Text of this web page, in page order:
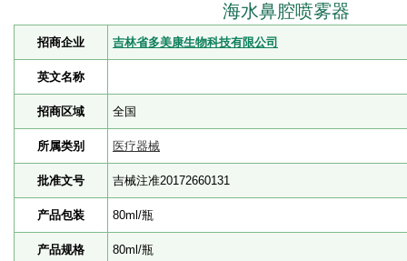
海水鼻腔喷雾器
招商企业 吉林省多美康生物科技有限公司
英文名称
招商区域 全国
所属类别 医疗器械
批准文号 吉械注准20172660131
产品包装 80ml/瓶
产品规格 80ml/瓶